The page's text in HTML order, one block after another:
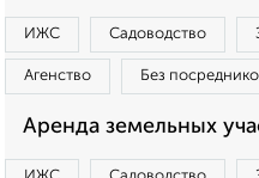
ИЖС Садоводство
Агенство Без
Аренда земельных